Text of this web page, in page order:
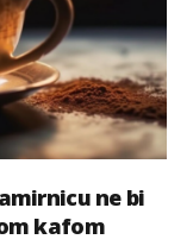
ne bi
kafom